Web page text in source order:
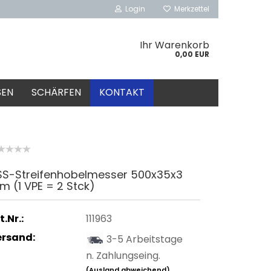
Login Merkzettel
Ihr Warenkorb
0,00 EUR
SCHÄRFEN KONTAKT
Streifenhobelmesser 500x35x3
(1 VPE = 2 Stck)
111963
3-5 Arbeitstage
n. Zahlungseing.